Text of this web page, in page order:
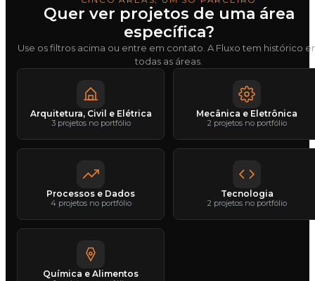
Quer ver projetos de uma área
específica?
Use os filtros acima ou entre em contato. A Fluxo tem histórico
todas as áreas.
Arquitetura, Civil e Elétrica
3 projetos no portfólio
Mecânica e Eletrônica
2 projetos no portfólio
Processos e Dados
4 projetos no portfólio
Tecnologia
2 projetos no portfólio
Química e Alimentos